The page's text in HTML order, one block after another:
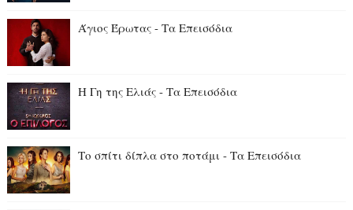
Άγιος Έρωτας - Τα Επεισόδια
Η Γη της Ελιάς - Τα Επεισόδια
Το σπίτι δίπλα στο ποτάμι - Τα Επεισόδια